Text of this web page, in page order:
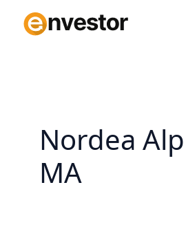
Inhalt
springen
Nordea
MA